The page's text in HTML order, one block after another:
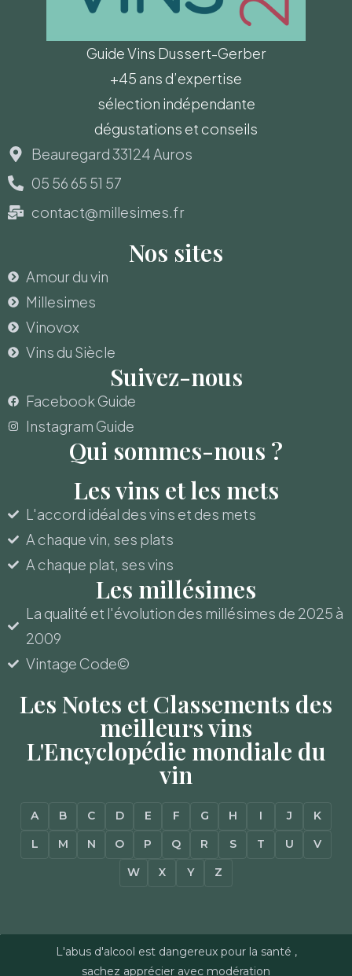
Guide Vins Dussert-Gerber
+45 ans d’expertise
sélection indépendante
dégustations et conseils
Beauregard 33124 Auros
05 56 65 51 57
contact@millesimes.fr
Nos sites
Amour du vin
Millesimes
Vinovox
Vins du Siècle
Suivez-nous
Facebook Guide
Instagram Guide
Qui sommes-nous ?
Les vins et les mets
L'accord idéal des vins et des mets
A chaque vin, ses plats
A chaque plat, ses vins
Les millésimes
La qualité et l'évolution des millésimes de 2025 à
2009
Vintage Code©
Les Notes et Classements des
meilleurs vins
L'Encyclopédie mondiale du
vin
A B C D E F G H I J
K
L
M N O P Q R S T U
V
W
X Y Z
L'abus d'alcool est dangereux pour la santé ,
sachez apprécier avec modération